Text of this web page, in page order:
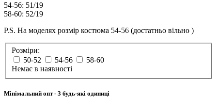
54-56: 51/19
58-60: 52/19
P.S. На моделях розмір костюма 54-56 (достатньо вільно )
Розміри:
50-52
54-56
58-60
Немає в наявності
Мінімальний опт- 3 будь-які одиниці